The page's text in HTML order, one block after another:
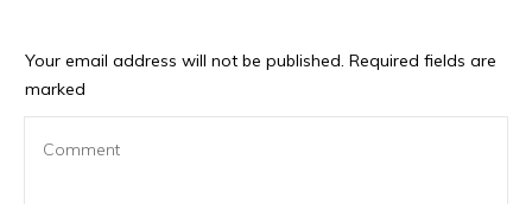
Your email address will not be published. Required fields are
marked